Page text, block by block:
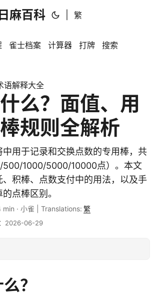
麻百科 繁
雀士档案 计算器 打牌 搜索
语解释大全
么？面值、用
规则全解析
中用于记录和交换点数的专用棒，共
500/1000/5000/10000点）。本文
积棒、点数支付中的用法，以及手
点棒区别。
min · 小雀 Translations: 繁
2026-06-29
？